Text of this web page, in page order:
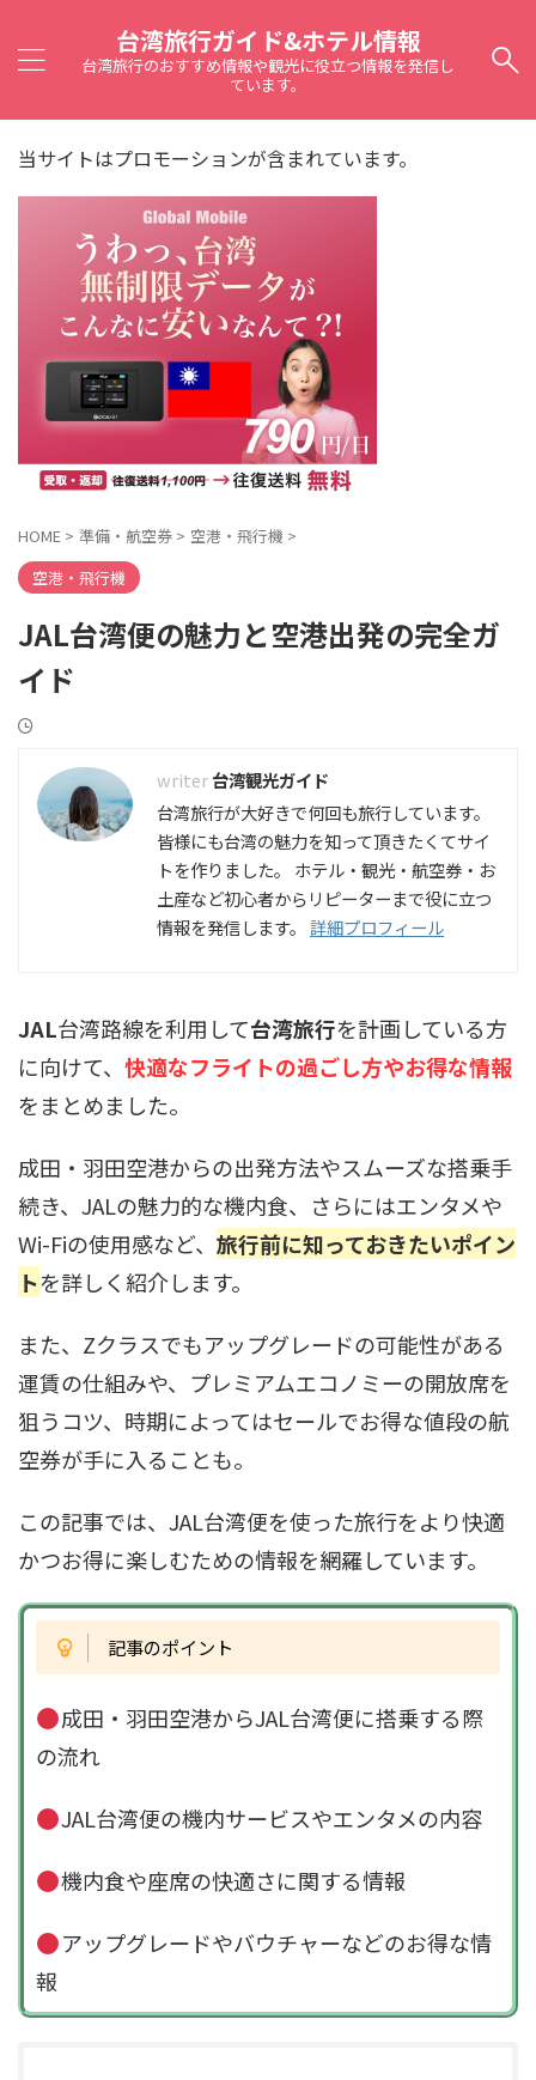
台湾旅行ガイド&ホテル情報
台湾旅行のおすすめ情報や観光に役立つ情報を発信し
ています。
当サイトはプロモーションが含まれています。
HOME > 準備・航空券 > 空港・飛行機 >
空港・飛行機
JAL台湾便の魅力と空港出発の完全ガ
イド
台湾観光ガイド
台湾旅行が大好きで何回も旅行しています。
皆様にも台湾の魅力を知って頂きたくてサイ
トを作りました。 ホテル・観光・航空券・お
土産など初心者からリピーターまで役に立つ
情報を発信します。 詳細プロフィール
JAL台湾路線を利用して台湾旅行を計画している方
に向けて、 快適なフライトの過ごし方やお得な情報
をまとめました。
成田・羽田空港からの出発方法やスムーズな搭乗手
続き、JALの魅力的な機内食、さらにはエンタメや
Wi-Fiの使用感など、 旅行前に知っておきたいポイン
トを詳しく紹介します。
また、Zクラスでもアップグレードの可能性がある
運賃の仕組みや、プレミアムエコノミーの開放席を
狙うコツ、時期によってはセールでお得な値段の航
空券が手に入ることも。
この記事では、JAL台湾便を使った旅行をより快適
かつお得に楽しむための情報を網羅しています。
記事のポイント
成田・羽田空港からJAL台湾便に搭乗する際
の流れ
JAL台湾便の機内サービスやエンタメの内容
機内食や座席の快適さに関する情報
アップグレードやバウチャーなどのお得な情
報